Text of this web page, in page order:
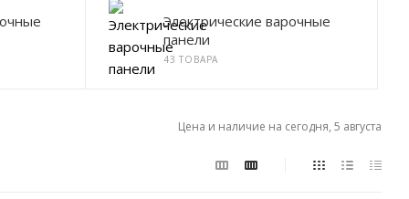
Электрические варочные
панели
43 ТОВАРА
Цена и наличие на сегодня, 5 августа